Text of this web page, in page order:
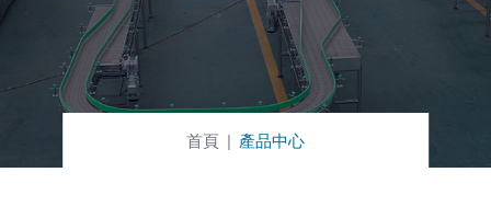
首頁 產品中心